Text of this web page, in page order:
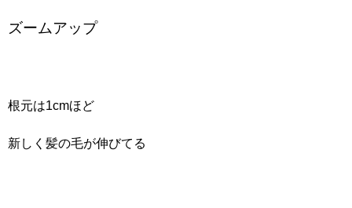
ズームアップ
根元は1cmほど
新しく髪の毛が伸びてる